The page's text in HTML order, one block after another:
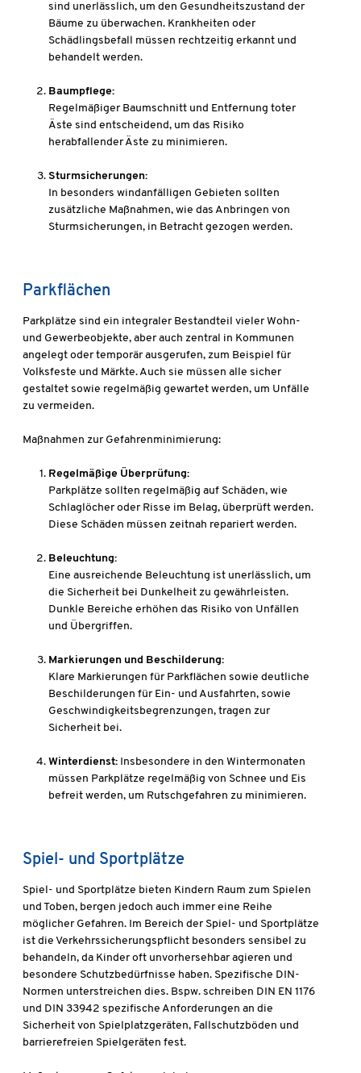
sind unerlässlich, um den Gesundheitszustand der
Bäume zu überwachen. Krankheiten oder
Schädlingsbefall müssen rechtzeitig erkannt und
behandelt werden.
Baumpflege:
Regelmäßiger Baumschnitt und Entfernung toter
Äste sind entscheidend, um das Risiko
herabfallender Äste zu minimieren.
Sturmsicherungen:
In besonders windanfälligen Gebieten sollten
zusätzliche Maßnahmen, wie das Anbringen von
Sturmsicherungen, in Betracht gezogen werden.
Parkflächen
Parkplätze sind ein integraler Bestandteil vieler Wohn-
und Gewerbeobjekte, aber auch zentral in Kommunen
angelegt oder temporär ausgerufen, zum Beispiel für
Volksfeste und Märkte. Auch sie müssen alle sicher
gestaltet sowie regelmäßig gewartet werden, um Unfälle
zu vermeiden.
Maßnahmen zur Gefahrenminimierung:
Regelmäßige Überprüfung:
Parkplätze sollten regelmäßig auf Schäden, wie
Schlaglöcher oder Risse im Belag, überprüft werden.
Diese Schäden müssen zeitnah repariert werden.
Beleuchtung:
Eine ausreichende Beleuchtung ist unerlässlich, um
die Sicherheit bei Dunkelheit zu gewährleisten.
Dunkle Bereiche erhöhen das Risiko von Unfällen
und Übergriffen.
Markierungen und Beschilderung:
Klare Markierungen für Parkflächen sowie deutliche
Beschilderungen für Ein- und Ausfahrten, sowie
Geschwindigkeitsbegrenzungen, tragen zur
Sicherheit bei.
Winterdienst: Insbesondere in den Wintermonaten
müssen Parkplätze regelmäßig von Schnee und Eis
befreit werden, um Rutschgefahren zu minimieren.
Spiel- und Sportplätze
Spiel- und Sportplätze bieten Kindern Raum zum Spielen
und Toben, bergen jedoch auch immer eine Reihe
möglicher Gefahren. Im Bereich der Spiel- und Sportplätze
ist die Verkehrssicherungspflicht besonders sensibel zu
behandeln, da Kinder oft unvorhersehbar agieren und
besondere Schutzbedürfnisse haben. Spezifische DIN-
Normen unterstreichen dies. Bspw. schreiben DIN EN 1176
und DIN 33942 spezifische Anforderungen an die
Sicherheit von Spielplatzgeräten, Fallschutzböden und
barrierefreien Spielgeräten fest.